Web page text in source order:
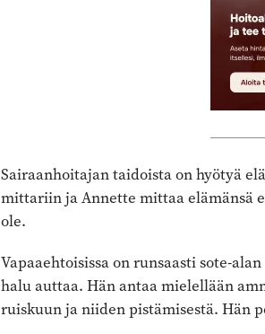
Sairaanhoitajan taidoista on hyötyä
mittariin ja Annette mittaa elämänsä
ole.
Vapaaehtoisissa on runsaasti sote-
halu auttaa. Hän antaa mielellään
ruiskuun ja niiden pistämisestä. Hän